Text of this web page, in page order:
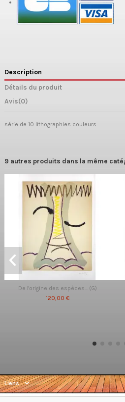
Description
Détails du produit
Avis(0)
série de 10 lithographies couleurs
9 autres produits dans la même
De l'origine des espèces... (G)
120,00 €
Liens